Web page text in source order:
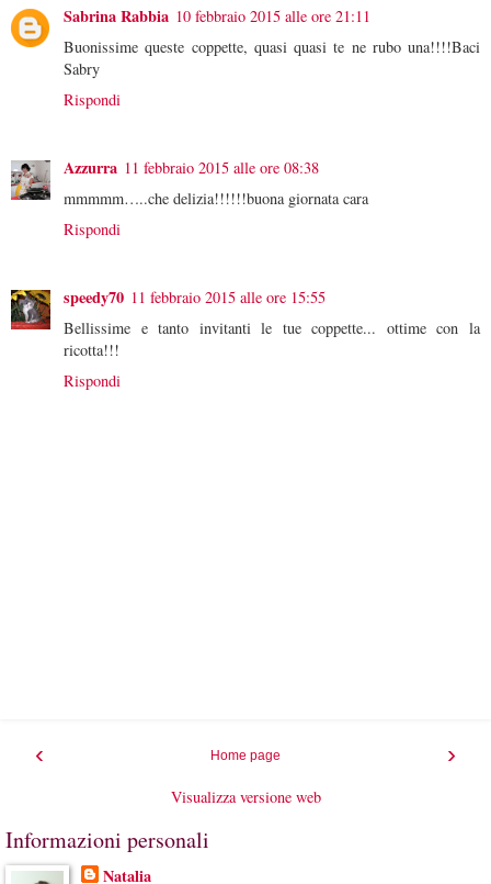
Sabrina Rabbia 10 febbraio 2015 alle ore 21:11
Buonissime queste coppette, quasi quasi te ne rubo una!!!!Baci
Sabry
Rispondi
Azzurra 11 febbraio 2015 alle ore 08:38
mmmmm…..che delizia!!!!!!buona giornata cara
Rispondi
speedy70 11 febbraio 2015 alle ore 15:55
Bellissime e tanto invitanti le tue coppette... ottime con la
ricotta!!!
Rispondi
‹ ›
Home page
Visualizza versione web
Informazioni personali
Natalia